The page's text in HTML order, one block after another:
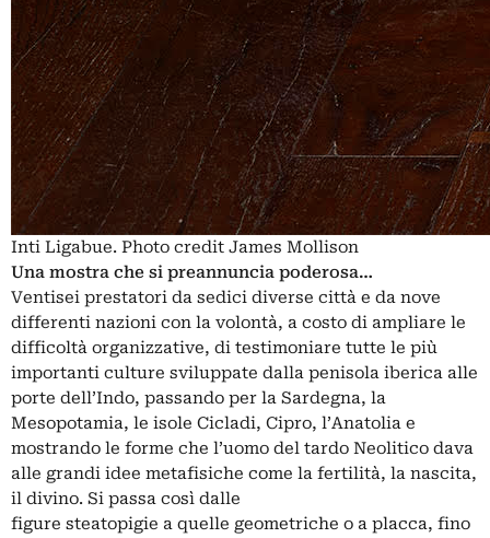
Inti Ligabue. Photo credit James Mollison
Una mostra che si preannuncia poderosa…
Ventisei prestatori da sedici diverse città e da nove
differenti nazioni con la volontà, a costo di ampliare le
difficoltà organizzative, di testimoniare tutte le più
importanti culture sviluppate dalla penisola iberica alle
porte dell’Indo, passando per la Sardegna, la
Mesopotamia, le isole Cicladi, Cipro, l’Anatolia e
mostrando le forme che l’uomo del tardo Neolitico dava
alle grandi idee metafisiche come la fertilità, la nascita,
il divino. Si passa così dalle
figure steatopigie a quelle geometriche o a placca, fino